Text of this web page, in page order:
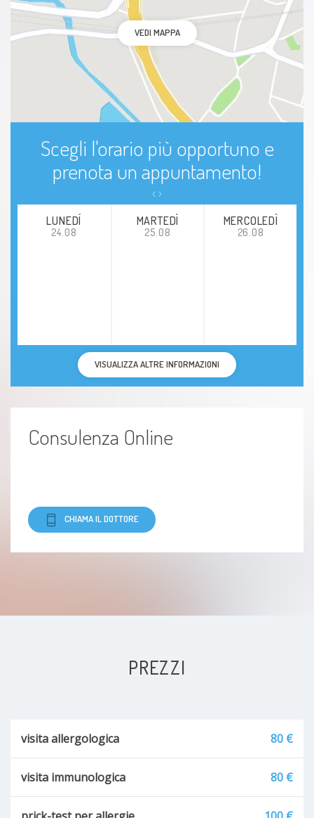
Malattia cronica
Reumatismo
Articolazione
Connettivite
Artrite psoriasica
Fibromialgia
Dolori ossei
Spondiloartrite anchilosante
Malattie autoimmuni
Malattia di Behcet
Pemfigo
VEDI MAPPA
Scegli l'orario più opportuno e
prenota un appuntamento!
LUNEDÍ
24.08
MARTEDÌ
25.08
MERCOLEDÌ
26.08
VISUALIZZA ALTRE INFORMAZIONI
Consulenza Online
CHIAMA IL DOTTORE
PREZZI
visita allergologica 80 €
visita immunologica 80 €